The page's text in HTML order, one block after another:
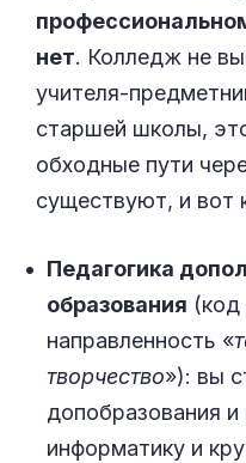
нет. Колледж не
учителя-
старшей школы,
обходные пути
существуют, и вот
Педагогика
образования
направленность «
творчество»): вы
допобразования
информатику и